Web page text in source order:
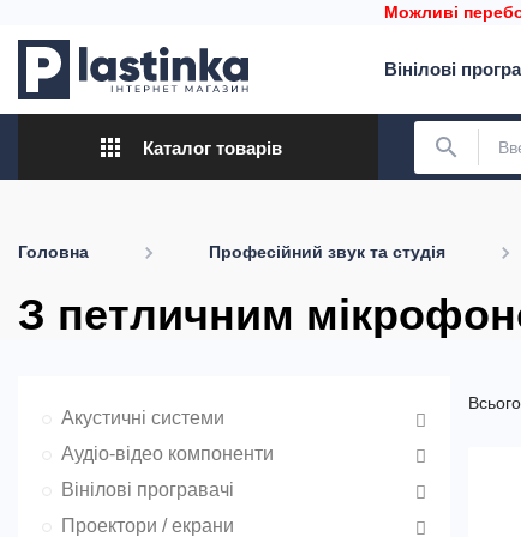
Можливі
Вінілові
apps Каталог товарів search
Головна Професійний звук та студія
З петличним
Акустичні системи
Аудіо-відео компоненти
Вінілові програвачі
Проектори / екрани